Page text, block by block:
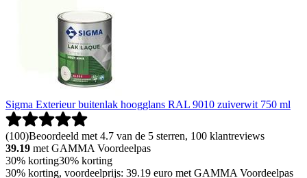
Sigma Exterieur buitenlak hoogglans RAL 9010 zuiverwit 750 ml
(100)Beoordeeld met 4.7 van de 5 sterren, 100 klantreviews
39.19 met GAMMA Voordeelpas
30% korting30% korting
30% korting, voordeelprijs: 39.19 euro met GAMMA Voordeelpas